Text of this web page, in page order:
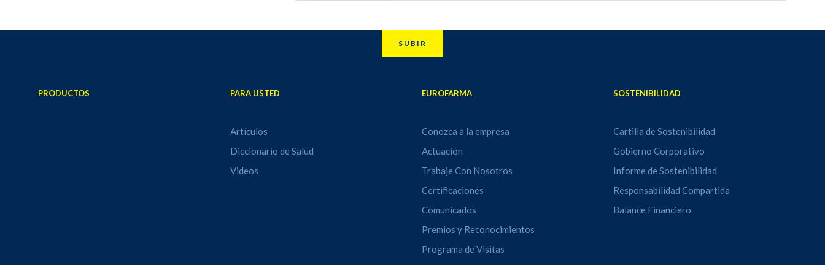
SUBIR
PRODUCTOS PARA USTED
Artículos
Diccionario de Salud
Videos
EUROFARMA
Conozca a la empresa
Actuación
Trabaje Con Nosotros
Certificaciones
Comunicados
Premios y Reconocimientos
Programa de Visitas
SOSTENIBILIDAD
Cartilla de Sostenibilidad
Gobierno Corporativo
Informe de Sostenibilidad
Responsabilidad Compartida
Balance Financiero